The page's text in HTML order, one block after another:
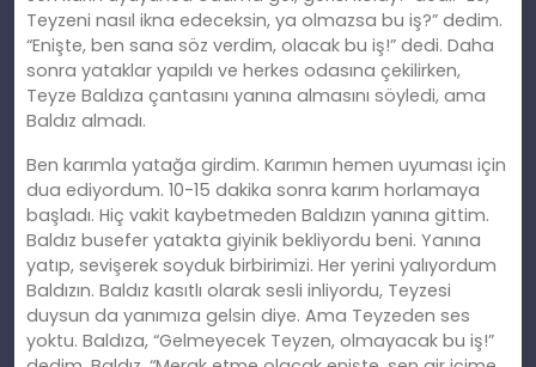
Teyzeni nasıl ikna edeceksin, ya olmazsa bu iş?” dedim.
“Enişte, ben sana söz verdim, olacak bu iş!” dedi. Daha
sonra yataklar yapıldı ve herkes odasına çekilirken,
Teyze Baldıza çantasını yanına almasını söyledi, ama
Baldız almadı.
Ben karımla yatağa girdim. Karımın hemen uyuması için
dua ediyordum. 10-15 dakika sonra karım horlamaya
başladı. Hiç vakit kaybetmeden Baldızın yanına gittim.
Baldız busefer yatakta giyinik bekliyordu beni. Yanına
yatıp, sevişerek soyduk birbirimizi. Her yerini yalıyordum
Baldızın. Baldız kasıtlı olarak sesli inliyordu, Teyzesi
duysun da yanımıza gelsin diye. Ama Teyzeden ses
yoktu. Baldıza, “Gelmeyecek Teyzen, olmayacak bu iş!”